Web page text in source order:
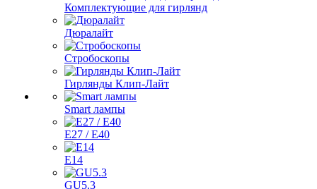
Комплектующие для гирлянд
Дюралайт
Стробоскопы
Гирлянды Клип-Лайт
Smart лампы
E27 / E40
E14
GU5.3